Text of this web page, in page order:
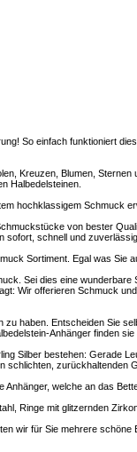
So einfach funktioniert
Kreuzen, Blumen,
Halbedelsteinen.
hochklassigem Schmuck
von bester
sofort, schnell und zuverlässig.
Sortiment. Egal was Sie
Sei dies eine
Wir offerieren Schmuck
haben. Entscheiden Sie
Anhänger finden
Silber bestehen: Gerade
schlichten, zurückhaltenden
welche an das
Ringe mit glitzernden
wir für Sie mehrere